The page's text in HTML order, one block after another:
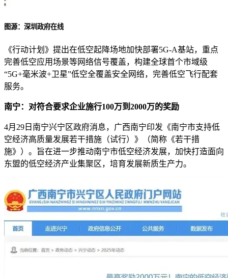
图源：深圳政府在线
《行动计划》提出在低空起降场地加快部署5G-A基站，重点
完善低空应用场景等网络信号覆盖，构建全球首个市域级
“5G+毫米波+卫星”低空全覆盖安全网络，完善低空飞行配套
服务。
南宁：对符合要求企业施行100万到2000万的奖励
4月29日南宁兴宁区政府消息，广西南宁印发《南宁市支持低
空经济高质量发展若干措施（试行）》（简称《若干措
施》）。旨在进一步推动南宁市低空经济发展，加快打造面向
东盟的低空经济产业集聚区，培育发展新质生产力。